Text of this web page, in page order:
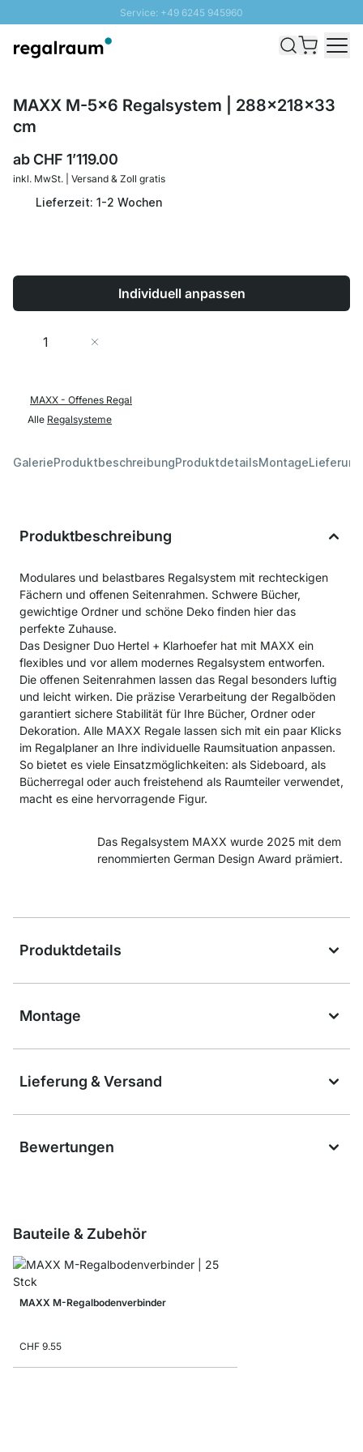
Service: +49 6245 945960
Versand & Zoll gratis ab 300 CHF
MAXX M-5x6 Regalsystem | 288x218x33
cm
abCHF 1’119.00
inkl. MwSt. | Versand & Zoll gratis
Lieferzeit: 1-2 Wochen
Individuell anpassen
Menge
MAXX - Offenes Regal
Alle Regalsysteme
GalerieProduktbeschreibungProduktdetailsMontage
Produktbeschreibung
Modulares und belastbares Regalsystem mit rechteckigen
Fächern und offenen Seitenrahmen. Schwere Bücher,
gewichtige Ordner und schöne Deko finden hier das
perfekte Zuhause.
Das Designer Duo Hertel + Klarhoefer hat mit MAXX ein
flexibles und vor allem modernes Regalsystem entworfen.
Die offenen Seitenrahmen lassen das Regal besonders luftig
und leicht wirken. Die präzise Verarbeitung der Regalböden
garantiert sichere Stabilität für Ihre Bücher, Ordner oder
Dekoration. Alle MAXX Regale lassen sich mit ein paar Klicks
im Regalplaner an Ihre individuelle Raumsituation anpassen.
So bietet es viele Einsatzmöglichkeiten: als Sideboard, als
Bücherregal oder auch freistehend als Raumteiler verwendet,
macht es eine hervorragende Figur.
Das Regalsystem MAXX wurde 2025 mit dem
renommierten German Design Award prämiert.
Produktdetails
Montage
Lieferung & Versand
Bewertungen
Bauteile & Zubehör
MAXX M-Regalbodenverbinder
CHF 9.55